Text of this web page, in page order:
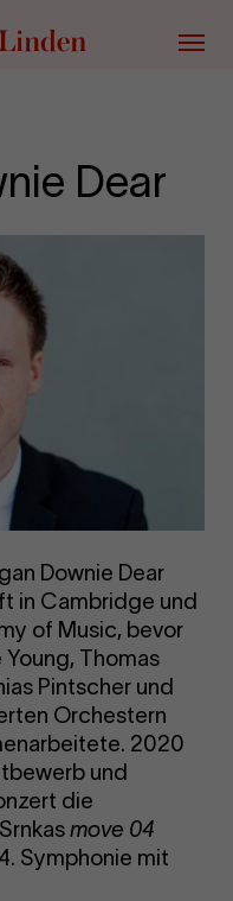
Menu
Dear
Downie Dear
in Cambridge und
of Music, bevor
Thomas
Pintscher und
Orchestern
2020
und
die
move 04
Symphonie mit